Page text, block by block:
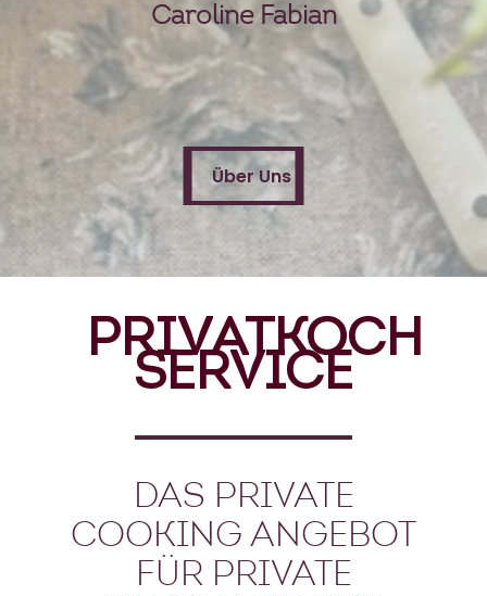
Caroline Fabian
Über Uns
Über Uns
PRIVATKOCH
SERVICE
DAS PRIVATE
COOKING ANGEBOT
FÜR PRIVATE